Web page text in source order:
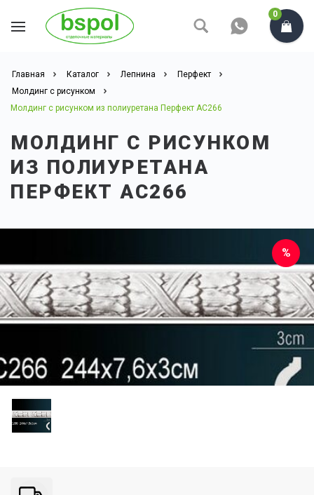
0
Главная Каталог Лепнина
Перфект
Молдинг с рисунком
Молдинг с рисунком из полиуретана Перфект AC266
МОЛДИНГ С РИСУНКОМ
ИЗ ПОЛИУРЕТАНА
ПЕРФЕКТ AC266